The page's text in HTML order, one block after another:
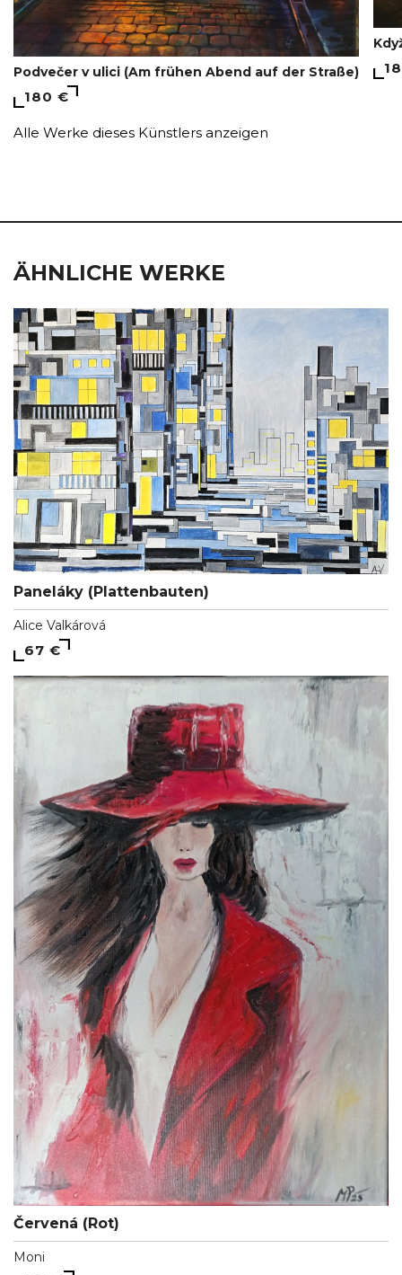
Podvečer v ulici (Am frühen Abend auf der Straße)
180 €
Alle Werke dieses Künstlers anzeigen
ÄHNLICHE WERKE
Paneláky (Plattenbauten)
Alice Valkárová
67 €
Červená (Rot)
Moni